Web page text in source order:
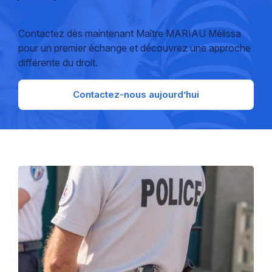
Contactez dès maintenant Maître MARIAU Mélissa
pour un premier échange et découvrez une approche
différente du droit.
Contactez-nous aujourd’hui